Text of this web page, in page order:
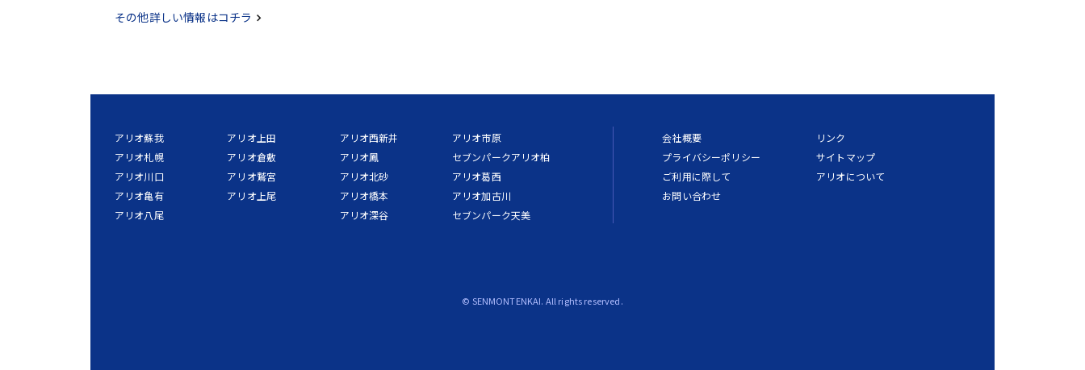
その他詳しい情報はコチラ
アリオ蘇我
アリオ札幌
アリオ川口
アリオ亀有
アリオ八尾
アリオ上田
アリオ倉敷
アリオ鷲宮
アリオ上尾
アリオ西新井
アリオ鳳
アリオ北砂
アリオ橋本
アリオ深谷
アリオ市原
セブンパークアリオ柏
アリオ葛西
アリオ加古川
セブンパーク天美
会社概要
プライバシーポリシー
ご利用に際して
お問い合わせ
リンク
サイトマップ
アリオについて
© SENMONTENKAI. All rights reserved.